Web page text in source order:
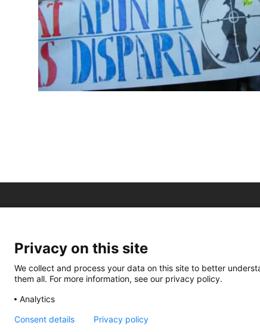
Privacy on this site
We collect and process your data on this site to better
them all. For more information, see our privacy policy.
Analytics
Consent details Privacy policy